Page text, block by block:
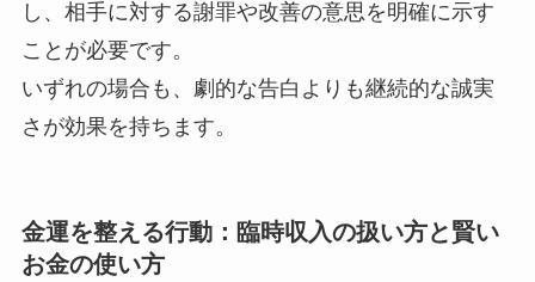
し、相手に対する謝罪や改善の意思を明確に示す
ことが必要です。
いずれの場合も、劇的な告白よりも継続的な誠実
さが効果を持ちます。
金運を整える行動：臨時収入の扱い方と賢い
お金の使い方